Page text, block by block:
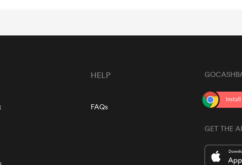
HELP
FAQs
GET THE